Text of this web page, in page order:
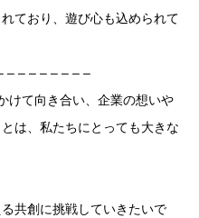
ており、遊び心も込められて
– – – – – – – –
けて向き合い、企業の想いや
は、私たちにとっても大きな
共創に挑戦していきたいで